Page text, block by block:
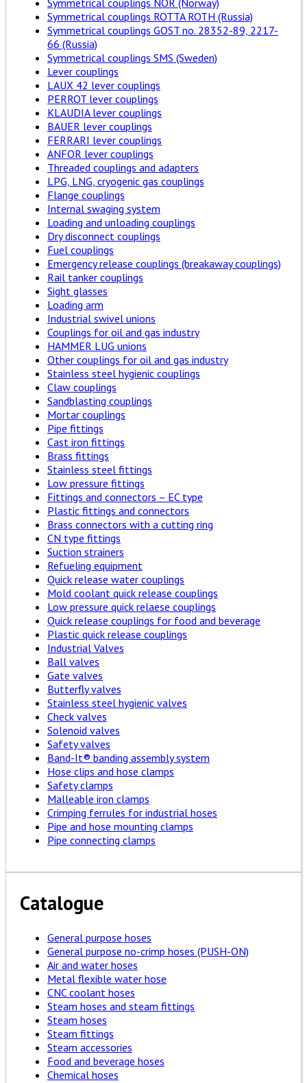
Symmetrical couplings NOR (Norway)
Symmetrical couplings ROTTA ROTH (Russia)
Symmetrical couplings GOST no. 28352-89, 2217-
66 (Russia)
Symmetrical couplings SMS (Sweden)
Lever couplings
LAUX 42 lever couplings
PERROT lever couplings
KLAUDIA lever couplings
BAUER lever couplings
FERRARI lever couplings
ANFOR lever couplings
Threaded couplings and adapters
LPG, LNG, cryogenic gas couplings
Flange couplings
Internal swaging system
Loading and unloading couplings
Dry disconnect couplings
Fuel couplings
Emergency release couplings (breakaway couplings)
Rail tanker couplings
Sight glasses
Loading arm
Industrial swivel unions
Couplings for oil and gas industry
HAMMER LUG unions
Other couplings for oil and gas industry
Stainless steel hygienic couplings
Claw couplings
Sandblasting couplings
Mortar couplings
Pipe fittings
Cast iron fittings
Brass fittings
Stainless steel fittings
Low pressure fittings
Fittings and connectors – EC type
Plastic fittings and connectors
Brass connectors with a cutting ring
CN type fittings
Suction strainers
Refueling equipment
Quick release water couplings
Mold coolant quick release couplings
Low pressure quick relaese couplings
Quick release couplings for food and beverage
Plastic quick release couplings
Industrial Valves
Ball valves
Gate valves
Butterfly valves
Stainless steel hygienic valves
Check valves
Solenoid valves
Safety valves
Band-It® banding assembly system
Hose clips and hose clamps
Safety clamps
Malleable iron clamps
Crimping ferrules for industrial hoses
Pipe and hose mounting clamps
Pipe connecting clamps
Catalogue
General purpose hoses
General purpose no-crimp hoses (PUSH-ON)
Air and water hoses
Metal flexible water hose
CNC coolant hoses
Steam hoses and steam fittings
Steam hoses
Steam fittings
Steam accessories
Food and beverage hoses
Chemical hoses